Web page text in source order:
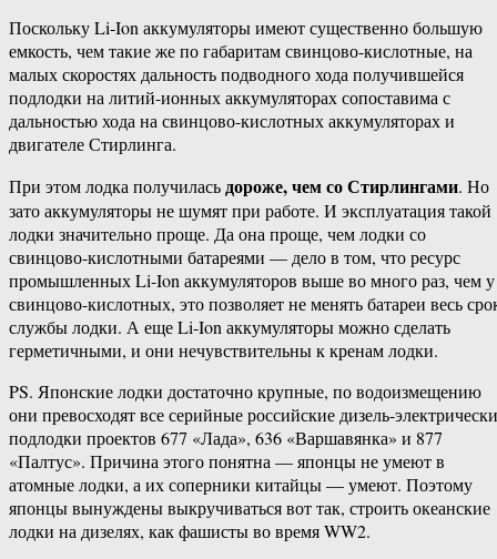
Поскольку Li-Ion аккумуляторы имеют существенно большую
емкость, чем такие же по габаритам свинцово-кислотные, на
малых скоростях дальность подводного хода получившейся
подлодки на литий-ионных аккумуляторах сопоставима с
дальностью хода на свинцово-кислотных аккумуляторах и
двигателе Стирлинга.
При этом лодка получиласьдороже, чем со Стирлингами. Но
зато аккумуляторы не шумят при работе. И эксплуатация такой
лодки значительно проще. Да она проще, чем лодки со
свинцово-кислотными батареями — дело в том, что ресурс
промышленных Li-Ion аккумуляторов выше во много раз, чем у
свинцово-кислотных, это позволяет не менять батареи весь
службы лодки. А еще Li-Ion аккумуляторы можно сделать
герметичными, и они нечувствительны к кренам лодки.
PS. Японские лодки достаточно крупные, по водоизмещению
они превосходят все серийные российские дизель-
подлодки проектов 677 «Лада», 636 «Варшавянка» и 877
«Палтус». Причина этого понятна — японцы не умеют в
атомные лодки, а их соперники китайцы — умеют. Поэтому
японцы вынуждены выкручиваться вот так, строить океанские
лодки на дизелях, как фашисты во время WW2.